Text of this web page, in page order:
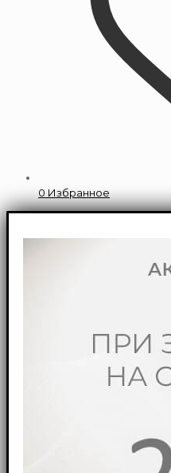
0 Избранное